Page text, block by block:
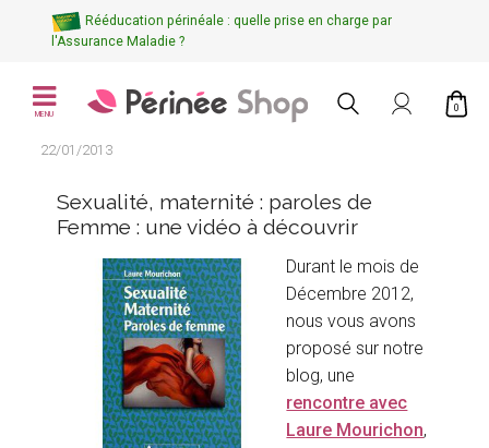
Rééducation périnéale : quelle prise en charge par
l'Assurance Maladie ?
MENU
0
22/01/2013
Sexualité, maternité : paroles de
Femme : une vidéo à découvrir
Durant le mois de
Décembre 2012,
nous vous avons
proposé sur notre
blog, une
rencontre avec
Laure Mourichon,